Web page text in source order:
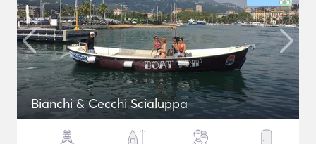
Bianchi & Cecchi Scialuppa